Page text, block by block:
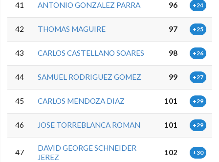
41 ANTONIO GONZALEZ PARRA 96 +24
42 THOMAS MAGUIRE 97 +25
43 CARLOS CASTELLANO SOARES 98 +26
44 SAMUEL RODRIGUEZ GOMEZ 99 +27
45 CARLOS MENDOZA DIAZ 101 +29
46 JOSE TORREBLANCA ROMAN 101 +29
47
DAVID GEORGE SCHNEIDER
JEREZ
102 +30